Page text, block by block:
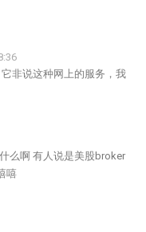
非说这种网上的服务，我
么啊 有人说是美股broker
嘻